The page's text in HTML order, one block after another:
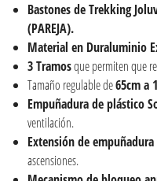
Bastones de Trekking
(PAREJA).
Material en Duraluminio
3 Tramosque permiten que
Tamaño regulable de65cm a
Empuñadura de plástico
ventilación.
Extensión de
ascensiones.